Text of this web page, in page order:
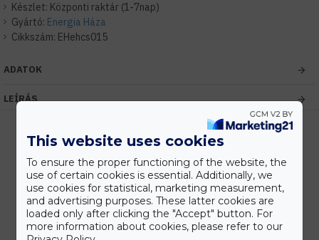
Készlet: Központi raktár (1-7nap)
Gyártó: Energia Háza
Cikkszám: EHehcs015
ADATOK
LEÍRÁS
Kedvezmények
Vásárolj nagyobb mennyiségben és megadjuk a legjobb gyártói árakat.
This website uses cookies
To ensure the proper functioning of the website, the
use of certain cookies is essential. Additionally, we
use cookies for statistical, marketing measurement,
and advertising purposes. These latter cookies are
loaded only after clicking the "Accept" button. For
more information about cookies, please refer to our